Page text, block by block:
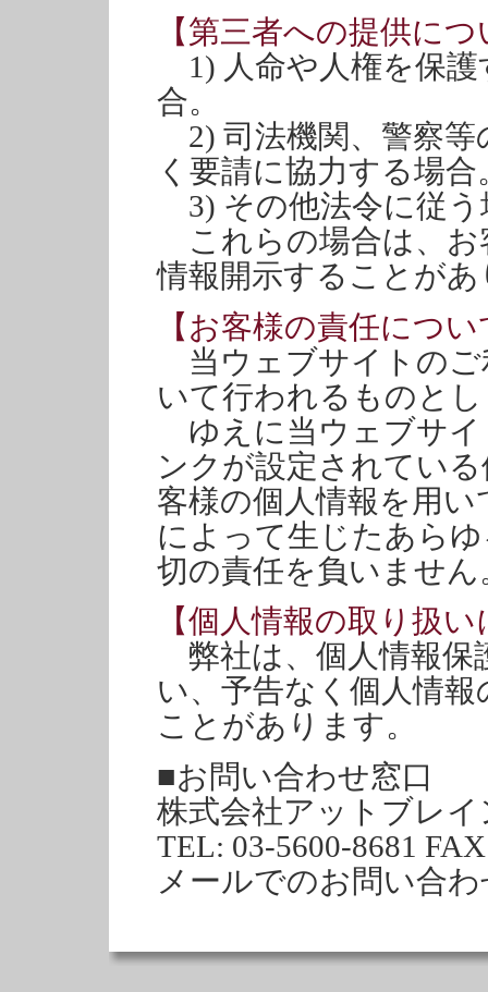
【第三者への提供に
1) 人命や人権を保護
合。
2) 司法機関、警察等
く要請に協力する場合
3) その他法令に従う
これらの場合は、お
情報開示することが
【お客様の責任につ
当ウェブサイトのご
いて行われるものと
ゆえに当ウェブサイ
ンクが設定されてい
客様の個人情報を用
によって生じたあら
切の責任を負いません
【個人情報の取り扱
弊社は、個人情報保
い、予告なく個人情
ことがあります。
■お問い合わせ窓口
株式会社アットブレイ
TEL: 03-5600-8681
メールでのお問い合